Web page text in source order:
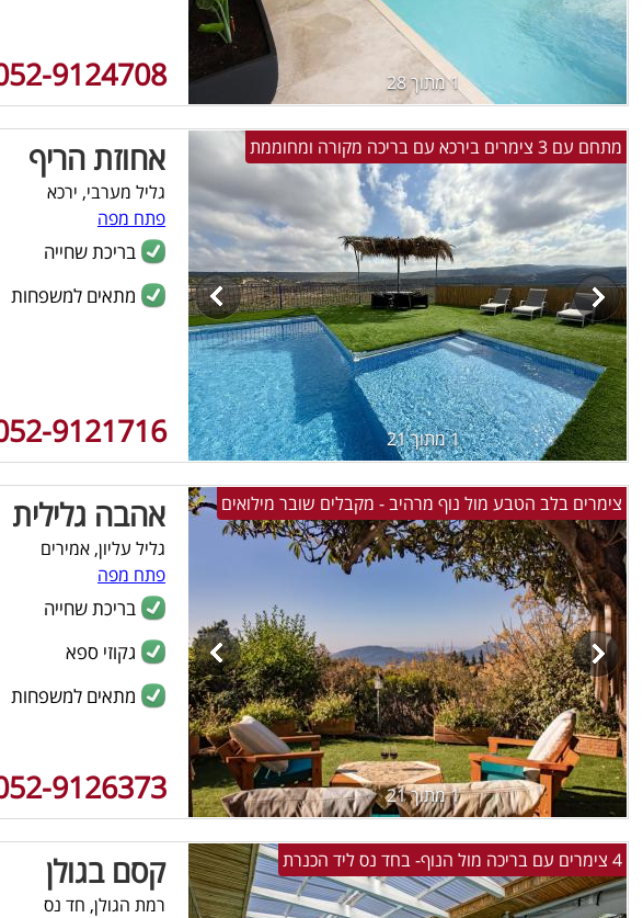
1 מתוך 28 9124708
מתחם עם 3 צימרים בירכא עם בריכה מקורה ומחוממת
1 מתוך 21
אחוזת הריף
גליל מערבי, ירכא
פתח מפה
בריכת שחייה
מתאים למשפחות
9121716
צימרים בלב הטבע מול נוף מרהיב - מקבלים שובר מילואים
1 מתוך 21
אהבה גלילית
גליל עליון, אמירים
פתח מפה
בריכת שחייה
גקוזי ספא
מתאים למשפחות
9126373
4 צימרים עם בריכה מול הנוף- בחד נס ליד הכנרת קסם בגולן
רמת הגולן, חד נס